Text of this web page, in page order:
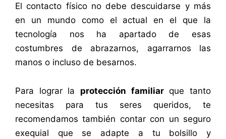
El contacto físico no debe descuidarse y más
en un mundo como el actual en el que la
tecnología nos ha apartado de esas
costumbres de abrazarnos, agarrarnos las
manos o incluso de besarnos.
Para lograr la protección familiarque tanto
necesitas para tus seres queridos, te
recomendamos también contar con un seguro
exequial que se adapte a tu bolsillo y